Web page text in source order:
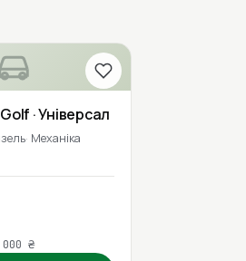
Golf · Універсал
Механіка
₴